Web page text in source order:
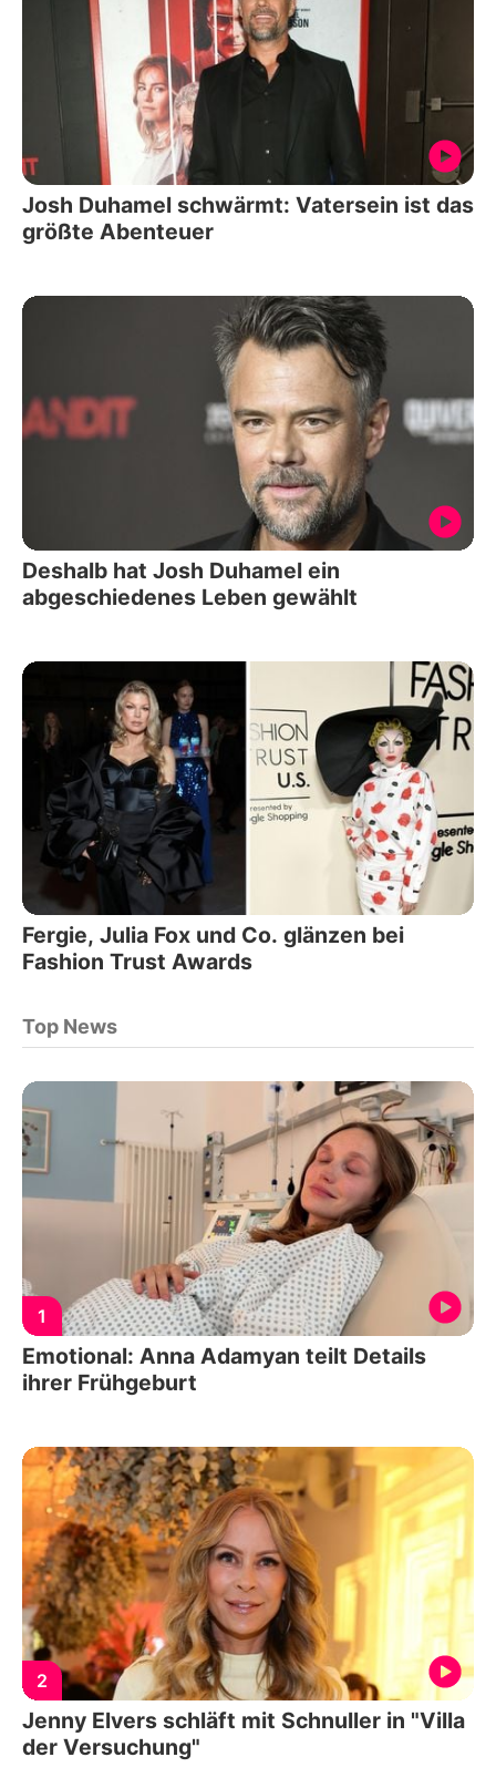
Josh Duhamel schwärmt: Vatersein ist das
größte Abenteuer
Deshalb hat Josh Duhamel ein
abgeschiedenes Leben gewählt
Fergie, Julia Fox und Co. glänzen bei
Fashion Trust Awards
Top News
1
Emotional: Anna Adamyan teilt Details
ihrer Frühgeburt
2
Jenny Elvers schläft mit Schnuller in "Villa
der Versuchung"